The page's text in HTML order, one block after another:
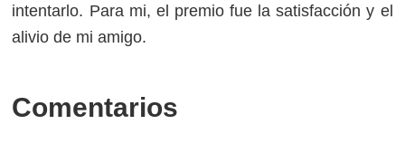
intentarlo. Para mi, el premio fue la satisfacción y el
alivio de mi amigo.
Comentarios